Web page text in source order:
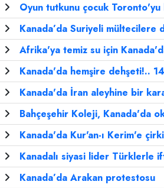
Oyun tutkunu çocuk
Kanada’da Suriyeli mültecilere
Afrika'ya temiz su için
Kanada'da hemşire dehşeti!.. 14
Kanada'da İran aleyhine bir
Bahçeşehir Koleji, Kanada'da
Kanada'da Kur'an-ı Kerim'e
Kanadalı siyasi lider Türklerle
Kanada’da Arakan protestosu